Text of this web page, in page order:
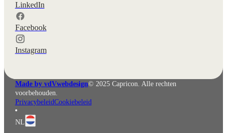
LinkedIn
Facebook
Instagram
Made by vdVwebdesign© 2025 Capricon. Alle rechten
voorbehouden.
PrivacybeleidCookiebeleid
NL
English
Deutsch